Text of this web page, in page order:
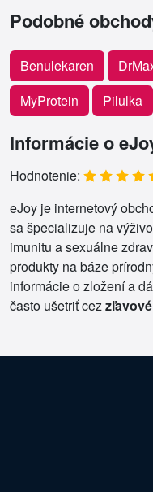
Podobné
Benulekaren
MyProtein
Pilulka
Informácie o
Hodnotenie:
eJoy je internetový
sa špecializuje na
imunitu a sexuálne
produkty na báze
informácie o zložení a
často ušetriť cez